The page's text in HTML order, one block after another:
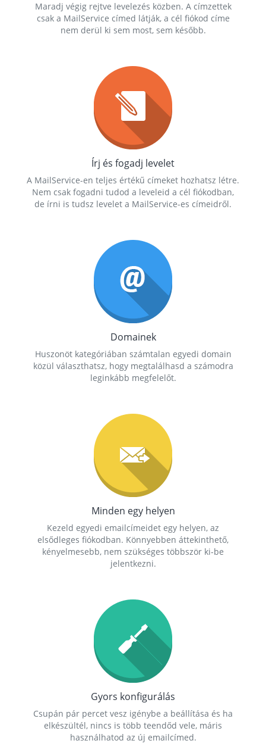
Maradj végig rejtve levelezés közben. A címzettek
csak a MailService címed látják, a cél fiókod címe
nem derül ki sem most, sem később.
Írj és fogadj levelet
A MailService-en teljes értékű címeket hozhatsz létre.
Nem csak fogadni tudod a leveleid a cél fiókodban,
de írni is tudsz levelet a MailService-es címeidről.
Domainek
Huszonöt kategóriában számtalan egyedi domain
közül választhatsz, hogy megtalálhasd a számodra
leginkább megfelelőt.
Minden egy helyen
Kezeld egyedi emailcímeidet egy helyen, az
elsődleges fiókodban. Könnyebben áttekinthető,
kényelmesebb, nem szükséges többször ki-be
jelentkezni.
Gyors konfigurálás
Csupán pár percet vesz igénybe a beállítása és ha
elkészültél, nincs is több teendőd vele, máris
használhatod az új emailcímed.